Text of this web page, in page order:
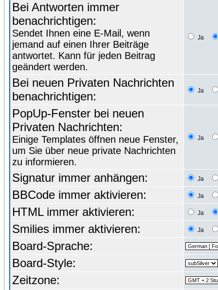
Bei Antworten immer
benachrichtigen:
Sendet Ihnen eine E-Mail, wenn
jemand auf einen Ihrer Beiträge
antwortet. Kann für jeden Beitrag
geändert werden.
Ja
Bei neuen Privaten Nachrichten
benachrichtigen:
Ja
PopUp-Fenster bei neuen
Privaten Nachrichten:
Einige Templates öffnen neue Fenster,
um Sie über neue private Nachrichten
zu informieren.
Ja
Signatur immer anhängen: Ja
BBCode immer aktivieren: Ja
HTML immer aktivieren: Ja
Smilies immer aktivieren: Ja
Board-Sprache:
Board-Style:
Zeitzone: